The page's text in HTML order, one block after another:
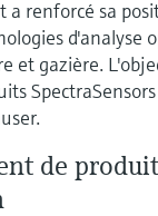
a renforcé sa
d'analyse
et gazière.
de